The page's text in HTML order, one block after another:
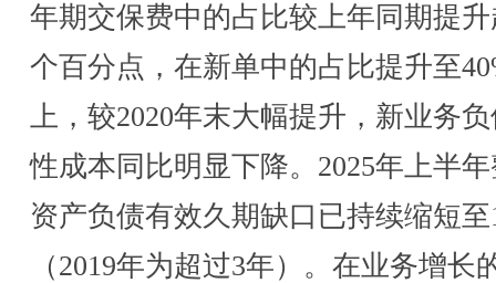
年期交保费中的占比较上年同期提升
个百分点，在新单中的占比提升至
上，较2020年末大幅提升，新业务
性成本同比明显下降。2025年上半
资产负债有效久期缺口已持续缩短至
（2019年为超过3年）。在业务增长